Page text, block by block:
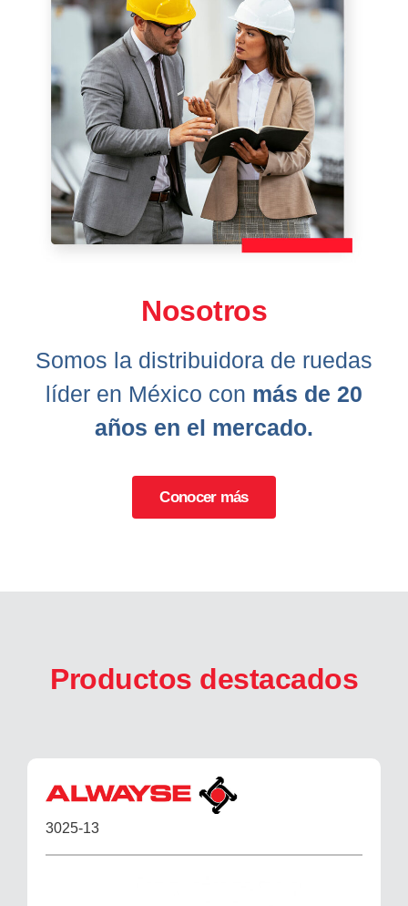
Nosotros
Somos la distribuidora de ruedas
líder en México con más de 20
años en el mercado.
Conocer más
Productos destacados
3025-13